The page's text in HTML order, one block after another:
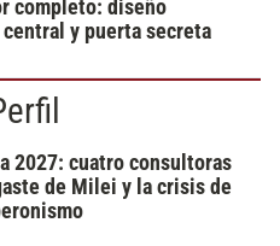
completo: diseño
y puerta secreta
2027: cuatro consultoras
de Milei y la crisis de